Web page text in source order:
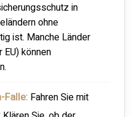
in
ohne
ist. Manche Länder
können
Falle: Fahren Sie mit